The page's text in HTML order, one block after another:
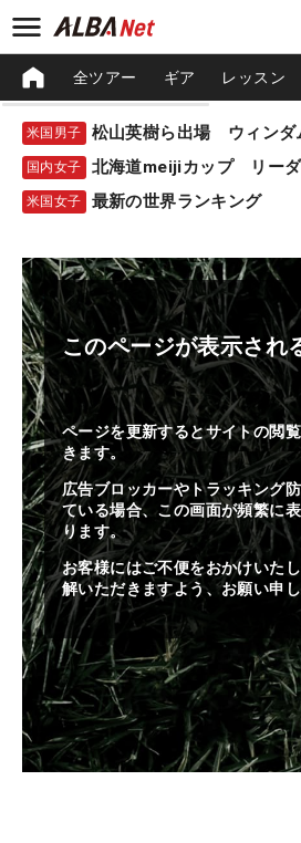
全ツアー ギア レッスン
米国男子
国内女子 北海道meijiカップ リー
米国女子 最新の世界ランキング
このページが表示され
ページを更新するとサイトの閲
きます。
広告ブロッカーやトラッキング
ている場合、この画面が頻繁に
ります。
お客様にはご不便をおかけいた
解いただきますよう、お願い申